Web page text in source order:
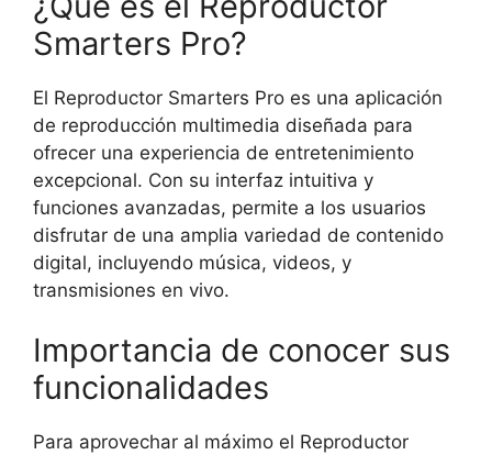
Smarters Pro?
El Reproductor Smarters Pro es una aplicación
de reproducción multimedia diseñada para
ofrecer una experiencia de entretenimiento
excepcional. Con su interfaz intuitiva y
funciones avanzadas, permite a los usuarios
disfrutar de una amplia variedad de contenido
digital, incluyendo música, videos, y
transmisiones en vivo.
Importancia de conocer sus
funcionalidades
Para aprovechar al máximo el Reproductor